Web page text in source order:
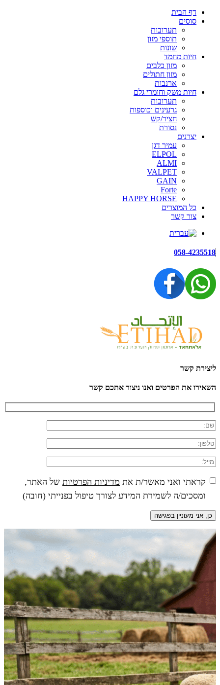
דף הבית
סוסים
תערובות
תוספי מזון
שונות
חיות מחמד
מזון כלבים
מזון חתולים
ארנבות
חיות משק וחומרי גלם
תערובות
גרעינים וכוספות
חציר/קש
נסורת
יצרנים
עמיר דגן
ELPOL
ALMI
VALPET
GAIN
Forte
HAPPY HORSE
כל המוצרים
צור קשר
058-4235518
ליצירת קשר
השאירו את הפרטים ואנו ניצור אתכם קשר
קראתי ואני מאשר/ת את מדיניות הפרטיות של האתר,
ומסכים/ה לשמירת המידע לצורך טיפול בפנייתי (חובה)